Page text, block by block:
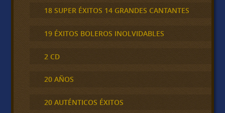
18 SUPER ÉXITOS 14 GRANDES CANTANTES
19 ÉXITOS BOLEROS INOLVIDABLES
2 CD
20 AÑOS
20 AUTÉNTICOS ÉXITOS